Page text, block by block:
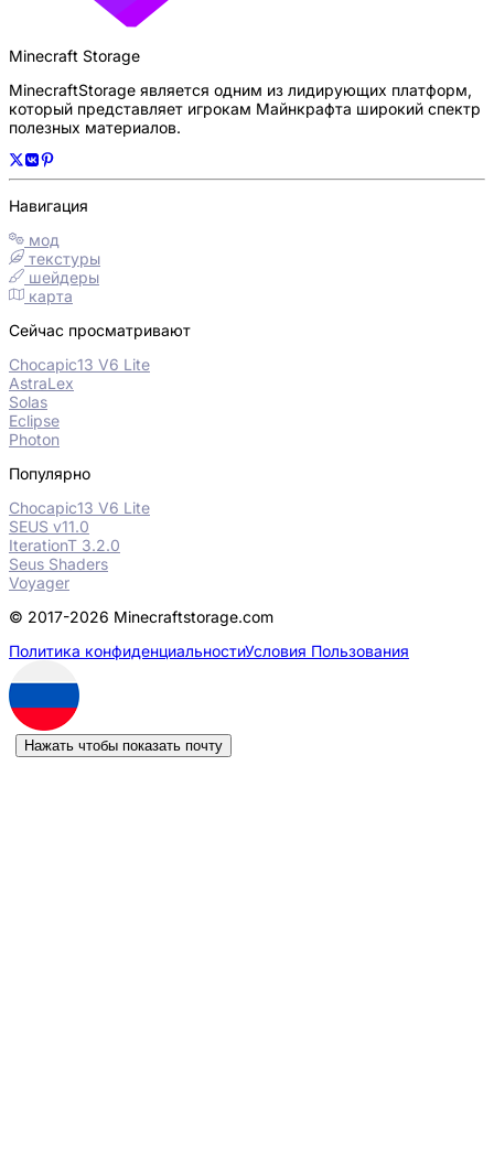
Minecraft Storage
MinecraftStorage является одним из лидирующих платформ,
который представляет игрокам Майнкрафта широкий спектр
полезных материалов.
Навигация
мод
текстуры
шейдеры
карта
Сейчас просматривают
Chocapic13 V6 Lite
AstraLex
Solas
Eclipse
Photon
Популярно
Chocapic13 V6 Lite
SEUS v11.0
IterationT 3.2.0
Seus Shaders
Voyager
© 2017-2026 Minecraftstorage.com
Политика конфиденциальностиУсловия Пользования
Нажать чтобы показать почту